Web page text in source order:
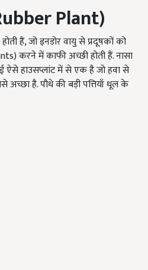
Plant)
होती हैं, जो इनडोर वायु से प्रदूषकों को
करने में काफी अच्छी होती हैं. नासा
हाउसप्लांट में से एक है जो हवा से
है. पौधे की बड़ी पत्तियाँ धूल के